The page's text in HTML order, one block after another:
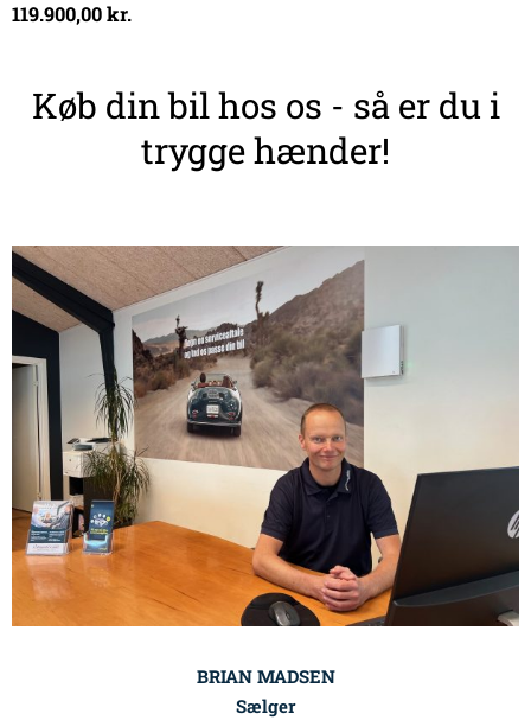
119.900,00kr.
Køb din bil hos os - så er du i
trygge hænder!
BRIAN MADSEN
Sælger